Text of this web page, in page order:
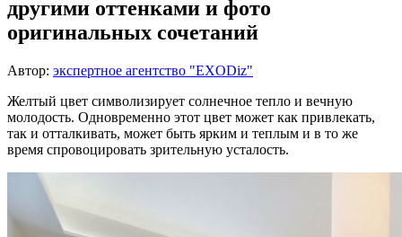
другими оттенками и фото
оригинальных сочетаний
Автор: экспертное агентство "EXODiz"
Желтый цвет символизирует солнечное тепло и вечную
молодость. Одновременно этот цвет может как привлекать,
так и отталкивать, может быть ярким и теплым и в то же
время спровоцировать зрительную усталость.